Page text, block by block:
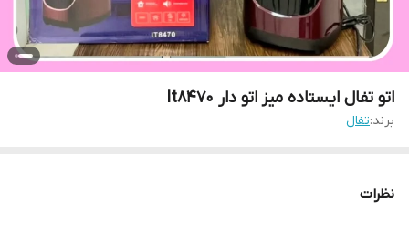
اتو تفال ایستاده میز اتو دار It8470
برند:تفال
نظرات